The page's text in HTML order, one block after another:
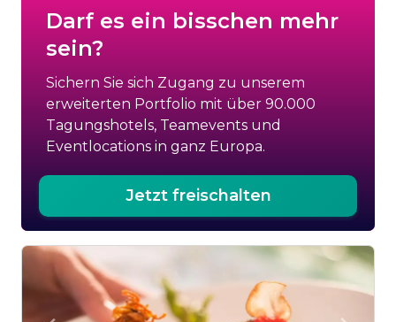
Darf es ein bisschen mehr
sein?
Sichern Sie sich Zugang zu unserem
erweiterten Portfolio mit über 90.000
Tagungshotels, Teamevents und
Eventlocations in ganz Europa.
Jetzt freischalten